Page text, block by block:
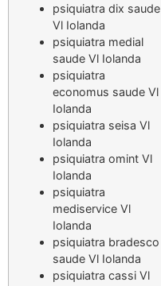
psiquiatra dix saude
Vl Iolanda
psiquiatra medial
saude Vl Iolanda
psiquiatra
economus saude Vl
Iolanda
psiquiatra seisa Vl
Iolanda
psiquiatra omint Vl
Iolanda
psiquiatra
mediservice Vl
Iolanda
psiquiatra bradesco
saude Vl Iolanda
psiquiatra cassi Vl